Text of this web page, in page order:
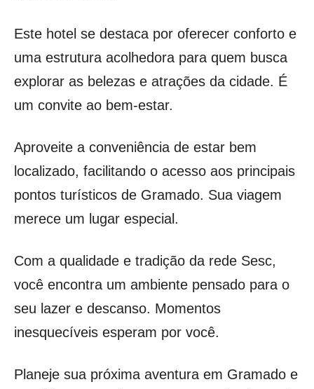
Este hotel se destaca por oferecer conforto e
uma estrutura acolhedora para quem busca
explorar as belezas e atrações da cidade. É
um convite ao bem-estar.
Aproveite a conveniência de estar bem
localizado, facilitando o acesso aos principais
pontos turísticos de Gramado. Sua viagem
merece um lugar especial.
Com a qualidade e tradição da rede Sesc,
você encontra um ambiente pensado para o
seu lazer e descanso. Momentos
inesquecíveis esperam por você.
Planeje sua próxima aventura em Gramado e